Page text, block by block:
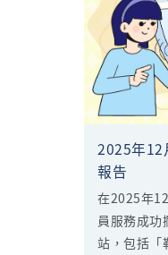
2025年12
報告
在2025年
員服務成功
站，包括「